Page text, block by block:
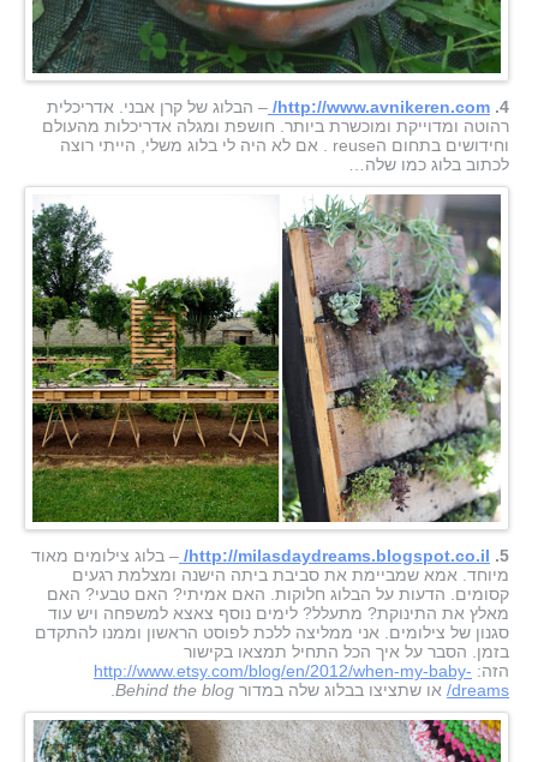
4.
http://www.avnikeren.com/ – הבלוג של קרן אבני. אדריכלית
רהוטה ומדוייקת ומוכשרת ביותר. חושפת ומגלה אדריכלות מהעולם
וחידושים בתחום הreuse . אם לא היה לי בלוג משלי, הייתי רוצה
לכתוב בלוג כמו שלה…
5.
http://milasdaydreams.blogspot.co.il/ – בלוג צילומים מאוד
מיוחד. אמא שמביימת את סביבת ביתה הישנה ומצלמת רגעים
קסומים. הדעות על הבלוג חלוקות. האם אמיתי? האם טבעי? האם
מאלץ את התינוקת? מתעלל? לימים נוסף צאצא למשפחה ויש עוד
סגנון של צילומים. אני ממליצה ללכת לפוסט הראשון וממנו להתקדם
בזמן. הסבר על איך הכל התחיל תמצאו בקישור
הזה: http://www.etsy.com/blog/en/2012/when-my-baby-
dreams/ או שתציצו בבלוג שלה במדור Behind the blog
.